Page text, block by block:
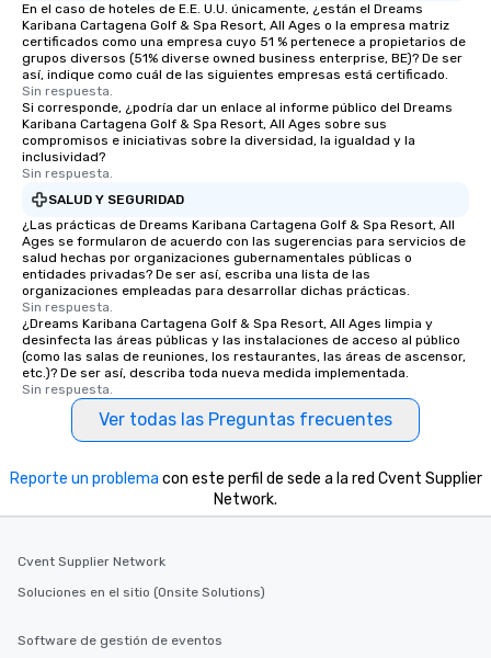
En el caso de hoteles de E.E. U.U. únicamente, ¿están el Dreams
Karibana Cartagena Golf & Spa Resort, All Ages o la empresa matriz
certificados como una empresa cuyo 51 % pertenece a propietarios de
grupos diversos (51% diverse owned business enterprise, BE)? De ser
así, indique como cuál de las siguientes empresas está certificado.
Sin respuesta.
Si corresponde, ¿podría dar un enlace al informe público del Dreams
Karibana Cartagena Golf & Spa Resort, All Ages sobre sus
compromisos e iniciativas sobre la diversidad, la igualdad y la
inclusividad?
Sin respuesta.
SALUD Y SEGURIDAD
¿Las prácticas de Dreams Karibana Cartagena Golf & Spa Resort, All
Ages se formularon de acuerdo con las sugerencias para servicios de
salud hechas por organizaciones gubernamentales públicas o
entidades privadas? De ser así, escriba una lista de las
organizaciones empleadas para desarrollar dichas prácticas.
Sin respuesta.
¿Dreams Karibana Cartagena Golf & Spa Resort, All Ages limpia y
desinfecta las áreas públicas y las instalaciones de acceso al público
(como las salas de reuniones, los restaurantes, las áreas de ascensor,
etc.)? De ser así, describa toda nueva medida implementada.
Sin respuesta.
Ver todas las Preguntas frecuentes
Reporte un problema con este perfil de sede a la red Cvent Supplier
Network.
Cvent Supplier Network
Soluciones en el sitio (Onsite Solutions)
Software de gestión de eventos